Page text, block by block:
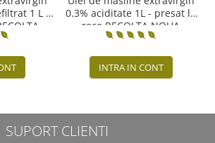
1 L -
0.3% aciditate 1L - presat la
rece RECOLTA NOUA
INTRA IN CONT
SUPORT CLIENTI